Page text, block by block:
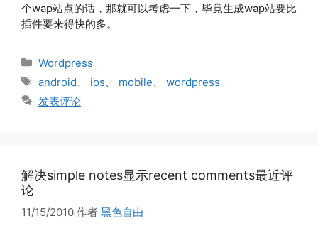
个wap站点的话，那就可以考虑一下，毕竟生成wap站要比
插件要来得快的多。
分
Wordpress
标
签
android ios mobile
wordpress
发表评论
解决simple notes显示recent comments最近评
论
11/15/2010 作者 黑色自由